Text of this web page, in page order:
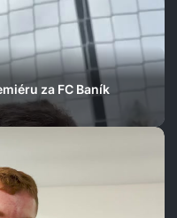
za FC Baník